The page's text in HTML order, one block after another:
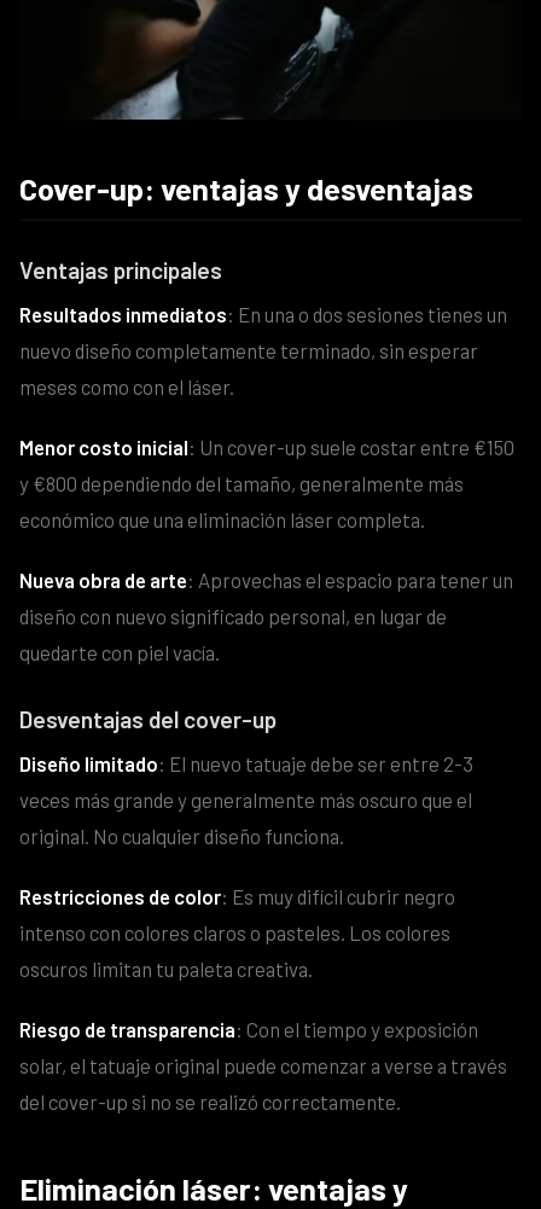
Cover-up: ventajas y desventajas
Ventajas principales
Resultados inmediatos: En una o dos sesiones tienes un
nuevo diseño completamente terminado, sin esperar
meses como con el láser.
Menor costo inicial: Un cover-up suele costar entre €150
y €800 dependiendo del tamaño, generalmente más
económico que una eliminación láser completa.
Nueva obra de arte: Aprovechas el espacio para tener un
diseño con nuevo significado personal, en lugar de
quedarte con piel vacía.
Desventajas del cover-up
Diseño limitado: El nuevo tatuaje debe ser entre 2-3
veces más grande y generalmente más oscuro que el
original. No cualquier diseño funciona.
Restricciones de color: Es muy difícil cubrir negro
intenso con colores claros o pasteles. Los colores
oscuros limitan tu paleta creativa.
Riesgo de transparencia: Con el tiempo y exposición
solar, el tatuaje original puede comenzar a verse a través
del cover-up si no se realizó correctamente.
Eliminación láser: ventajas y